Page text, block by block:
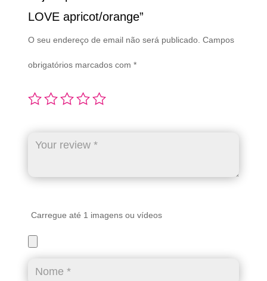
LOVE apricot/orange”
O seu endereço de email não será publicado. Campos
obrigatórios marcados com *
Carregue até 1 imagens ou vídeos